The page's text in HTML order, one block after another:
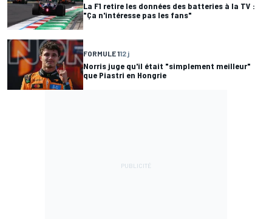
La F1 retire les données des batteries à la TV :
"Ça n'intéresse pas les fans"
FORMULE 112 j
Norris juge qu'il était "simplement meilleur"
que Piastri en Hongrie